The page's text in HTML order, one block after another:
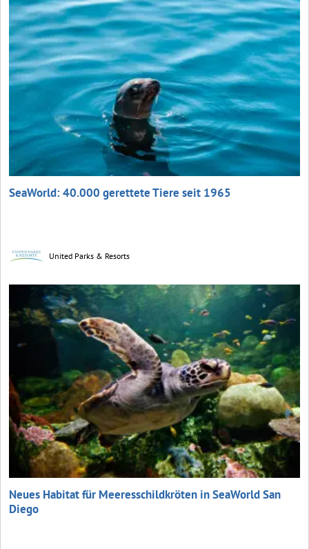
SeaWorld: 40.000 gerettete Tiere seit 1965
United Parks & Resorts
Neues Habitat für Meeresschildkröten in SeaWorld San
Diego